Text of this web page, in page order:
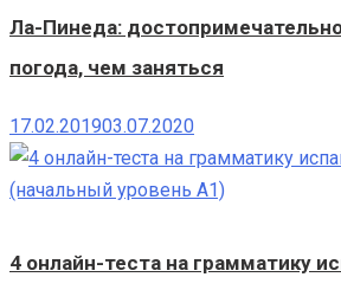
Ла-Пинеда:
погода, чем заняться
17.02.201903.07.2020
4 онлайн-теста на грамматику